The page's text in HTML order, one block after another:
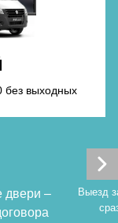
выходных
двери –
Выезд